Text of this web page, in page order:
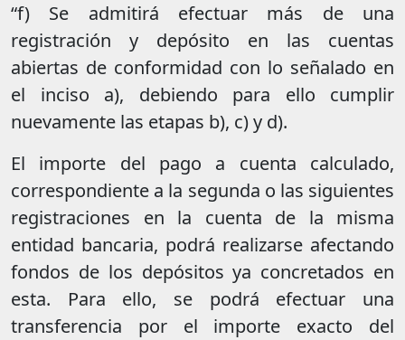
“f) Se admitirá efectuar más de una
registración y depósito en las cuentas
abiertas de conformidad con lo señalado en
el inciso a), debiendo para ello cumplir
nuevamente las etapas b), c) y d).
El importe del pago a cuenta calculado,
correspondiente a la segunda o las siguientes
registraciones en la cuenta de la misma
entidad bancaria, podrá realizarse afectando
fondos de los depósitos ya concretados en
esta. Para ello, se podrá efectuar una
transferencia por el importe exacto del